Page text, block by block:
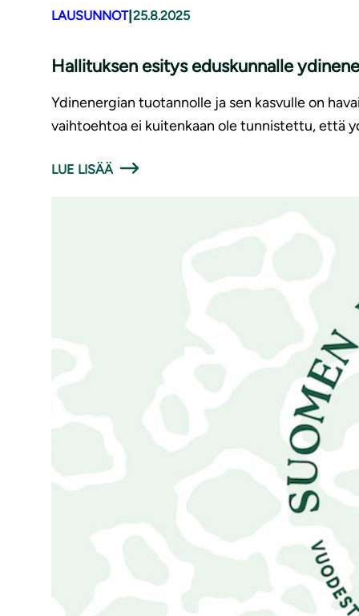
LAUSUNNOT| 25.8.2025
Hallituksen esitys eduskunnalle
Ydinenergian tuotannolle ja sen kasvulle on
vaihtoehtoa ei kuitenkaan ole tunnistettu, että
LUE LISÄÄ